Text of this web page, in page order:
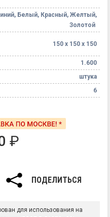
Белый, Красный, Желтый,
Золотой
150 х 150 х 150
1.600
штука
6
₽
ПОДЕЛИТЬСЯ
для использования на